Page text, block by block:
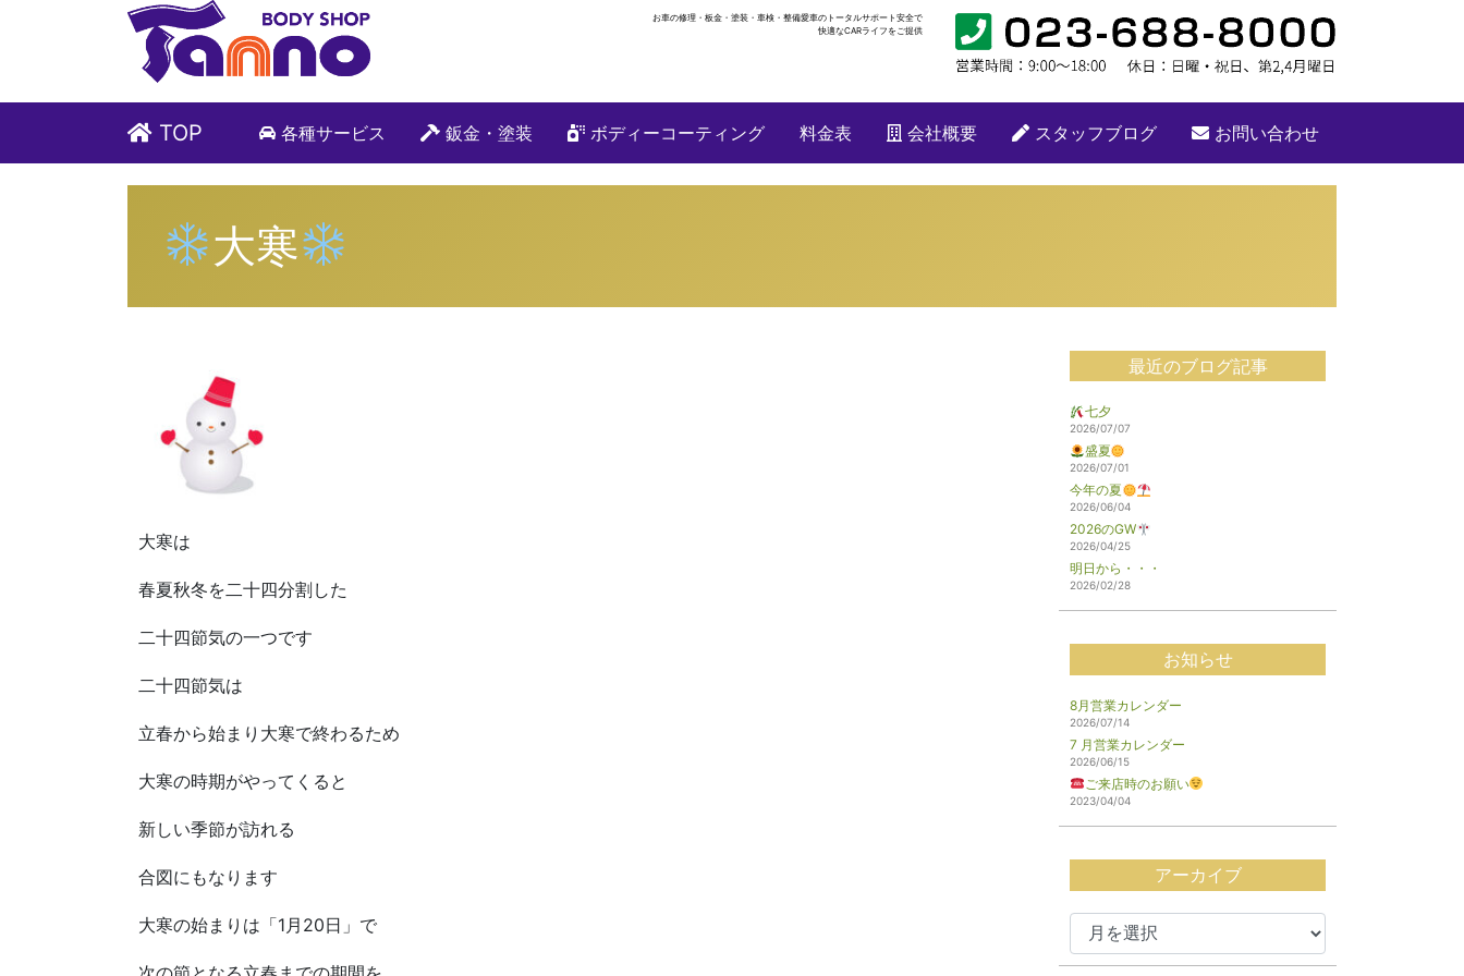
お車の修理・板金・塗装・車検・整備愛車のトータルサポート安全で
快適なCARライフをご提供
TOP 各種サービス 鈑金・塗装 ボディーコーティング 料金表 会社概要 スタッフブログ お問い合わせ
大寒
大寒は
春夏秋冬を二十四分割した
二十四節気の一つです
二十四節気は
立春から始まり大寒で終わるため
大寒の時期がやってくると
新しい季節が訪れる
合図にもなります
大寒の始まりは「1月20日」で
最近のブログ記事
七夕
2026/07/07
盛夏
2026/07/01
今年の夏
2026/06/04
2026のGW
2026/04/25
明日から・・・
2026/02/28
お知らせ
8月営業カレンダー
2026/07/14
7 月営業カレンダー
2026/06/15
ご来店時のお願い
2023/04/04
アーカイブ